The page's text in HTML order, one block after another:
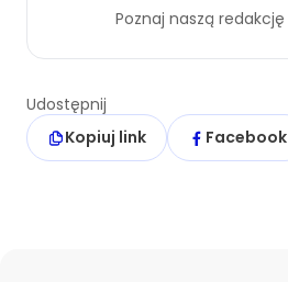
Poznaj naszą redakcję
Udostępnij
Kopiuj link
Facebook